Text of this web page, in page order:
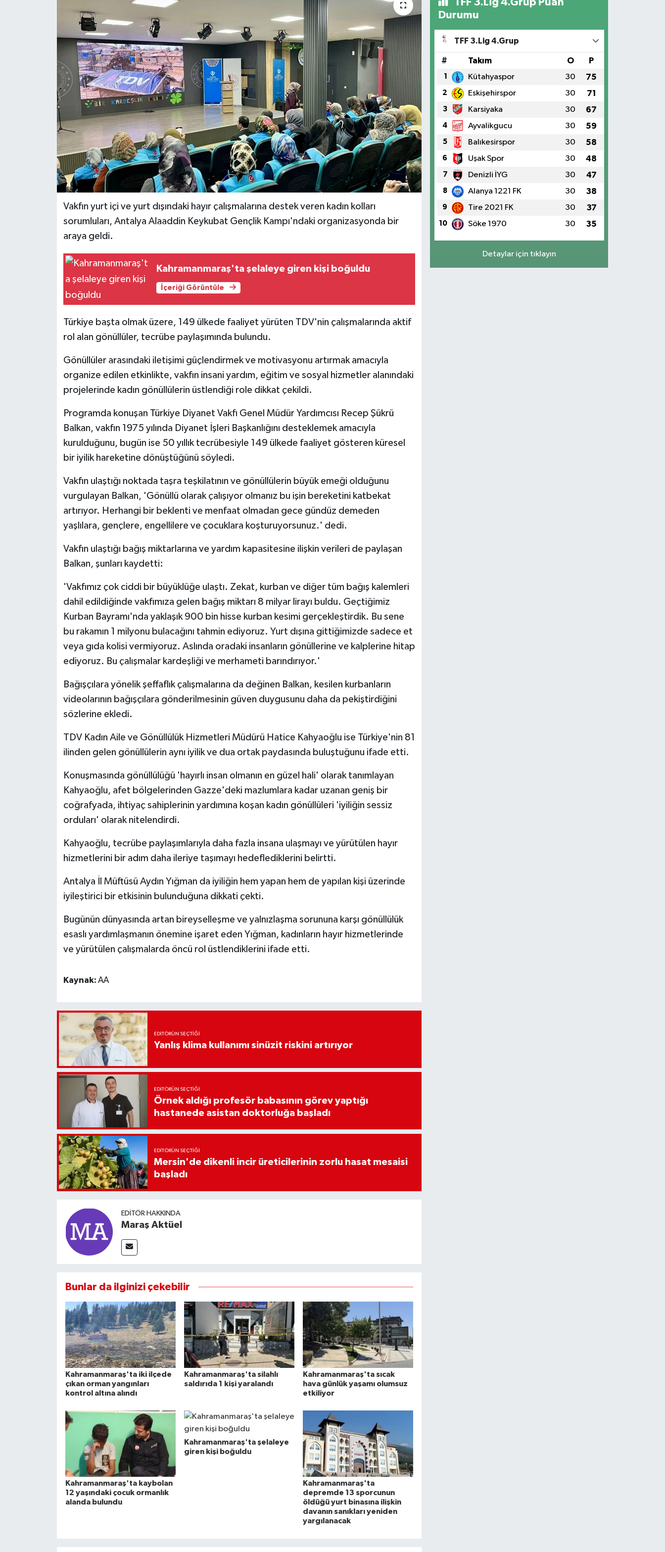
Vakfın yurt içi ve yurt dışındaki hayır çalışmalarına destek veren kadın kolları
sorumluları, Antalya Alaaddin Keykubat Gençlik Kampı'ndaki organizasyonda bir
araya geldi.
Kahramanmaraş'ta şelaleye giren kişi boğuldu
İçeriği Görüntüle
Türkiye başta olmak üzere, 149 ülkede faaliyet yürüten TDV'nin çalışmalarında aktif
rol alan gönüllüler, tecrübe paylaşımında bulundu.
Gönüllüler arasındaki iletişimi güçlendirmek ve motivasyonu artırmak amacıyla
organize edilen etkinlikte, vakfın insani yardım, eğitim ve sosyal hizmetler alanındaki
projelerinde kadın gönüllülerin üstlendiği role dikkat çekildi.
Programda konuşan Türkiye Diyanet Vakfı Genel Müdür Yardımcısı Recep Şükrü
Balkan, vakfın 1975 yılında Diyanet İşleri Başkanlığını desteklemek amacıyla
kurulduğunu, bugün ise 50 yıllık tecrübesiyle 149 ülkede faaliyet gösteren küresel
bir iyilik hareketine dönüştüğünü söyledi.
Vakfın ulaştığı noktada taşra teşkilatının ve gönüllülerin büyük emeği olduğunu
vurgulayan Balkan, 'Gönüllü olarak çalışıyor olmanız bu işin bereketini katbekat
artırıyor. Herhangi bir beklenti ve menfaat olmadan gece gündüz demeden
yaşlılara, gençlere, engellilere ve çocuklara koşturuyorsunuz.' dedi.
Vakfın ulaştığı bağış miktarlarına ve yardım kapasitesine ilişkin verileri de paylaşan
Balkan, şunları kaydetti:
'Vakfımız çok ciddi bir büyüklüğe ulaştı. Zekat, kurban ve diğer tüm bağış kalemleri
dahil edildiğinde vakfımıza gelen bağış miktarı 8 milyar lirayı buldu. Geçtiğimiz
Kurban Bayramı'nda yaklaşık 900 bin hisse kurban kesimi gerçekleştirdik. Bu sene
bu rakamın 1 milyonu bulacağını tahmin ediyoruz. Yurt dışına gittiğimizde sadece et
veya gıda kolisi vermiyoruz. Aslında oradaki insanların gönüllerine ve kalplerine hitap
ediyoruz. Bu çalışmalar kardeşliği ve merhameti barındırıyor.'
Bağışçılara yönelik şeffaflık çalışmalarına da değinen Balkan, kesilen kurbanların
videolarının bağışçılara gönderilmesinin güven duygusunu daha da pekiştirdiğini
sözlerine ekledi.
TDV Kadın Aile ve Gönüllülük Hizmetleri Müdürü Hatice Kahyaoğlu ise Türkiye'nin 81
ilinden gelen gönüllülerin aynı iyilik ve dua ortak paydasında buluştuğunu ifade etti.
Konuşmasında gönüllülüğü 'hayırlı insan olmanın en güzel hali' olarak tanımlayan
Kahyaoğlu, afet bölgelerinden Gazze'deki mazlumlara kadar uzanan geniş bir
coğrafyada, ihtiyaç sahiplerinin yardımına koşan kadın gönüllüleri 'iyiliğin sessiz
orduları' olarak nitelendirdi.
Kahyaoğlu, tecrübe paylaşımlarıyla daha fazla insana ulaşmayı ve yürütülen hayır
hizmetlerini bir adım daha ileriye taşımayı hedeflediklerini belirtti.
Antalya İl Müftüsü Aydın Yığman da iyiliğin hem yapan hem de yapılan kişi üzerinde
iyileştirici bir etkisinin bulunduğuna dikkati çekti.
Bugünün dünyasında artan bireyselleşme ve yalnızlaşma sorununa karşı gönüllülük
esaslı yardımlaşmanın önemine işaret eden Yığman, kadınların hayır hizmetlerinde
ve yürütülen çalışmalarda öncü rol üstlendiklerini ifade etti.
Kaynak: AA
EDITÖRÜN SEÇTIĞI
Yanlış klima kullanımı sinüzit riskini artırıyor
EDITÖRÜN SEÇTIĞI
Örnek aldığı profesör babasının görev yaptığı
hastanede asistan doktorluğa başladı
EDITÖRÜN SEÇTIĞI
Mersin'de dikenli incir üreticilerinin zorlu hasat mesaisi
başladı
EDITÖR HAKKINDA
Maraş Aktüel
Bunlar da ilginizi çekebilir
Kahramanmaraş'ta iki ilçede
çıkan orman yangınları
kontrol altına alındı
Kahramanmaraş'ta silahlı
saldırıda 1 kişi yaralandı
Kahramanmaraş'ta sıcak
hava günlük yaşamı olumsuz
etkiliyor
Kahramanmaraş'ta kaybolan
12 yaşındaki çocuk ormanlık
alanda bulundu
Kahramanmaraş'ta şelaleye
giren kişi boğuldu
Kahramanmaraş'ta
depremde 13 sporcunun
öldüğü yurt binasına ilişkin
davanın sanıkları yeniden
yargılanacak
Durumu
TFF 3.Lig 4.Grup
# Takım O P
1 Kütahyaspor 30 75
2 Eskişehirspor 30 71
3 Karsiyaka 30 67
4 Ayvalikgucu 30 59
5 Balıkesirspor 30 58
6 Uşak Spor 30 48
7 Denizli İYG 30 47
8 Alanya 1221 FK 30 38
9 Tire 2021 FK 30 37
10 Söke 1970 30 35
Detaylar için tıklayın
Kültür Sanat